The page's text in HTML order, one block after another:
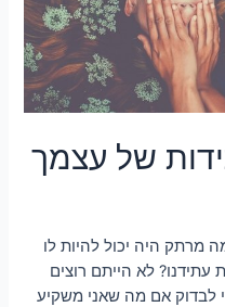
של עצמך
מרתק היה יכול להיות לו
עתידנו? לא הייתם רוצים
לבדוק אם מה שאני משקיע